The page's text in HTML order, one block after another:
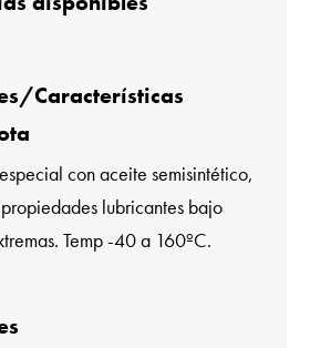
Características
con aceite semisintético,
lubricantes bajo
Temp -40 a 160ºC.